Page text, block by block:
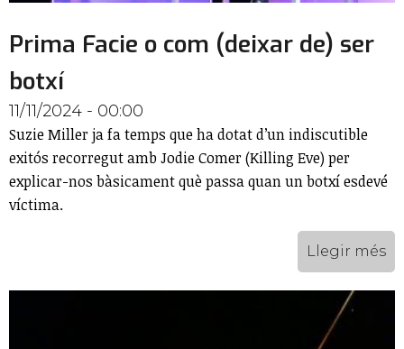
Prima Facie o com (deixar de) ser
botxí
11/11/2024 - 00:00
Suzie Miller ja fa temps que ha dotat d’un indiscutible
exitós recorregut amb Jodie Comer (Killing Eve) per
explicar-nos bàsicament què passa quan un botxí esdevé
víctima.
Llegir més